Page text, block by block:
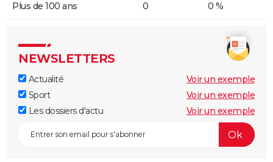
Plus de 100 ans 0 0 %
NEWSLETTERS
Actualité
Voir un exemple
Sport
Voir un exemple
Les dossiers d'actu
Voir un exemple